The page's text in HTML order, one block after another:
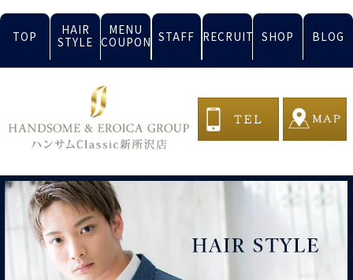
TOP
HAIR
STYLE
MENU
COUPON STAFF RECRUIT SHOP BLOG